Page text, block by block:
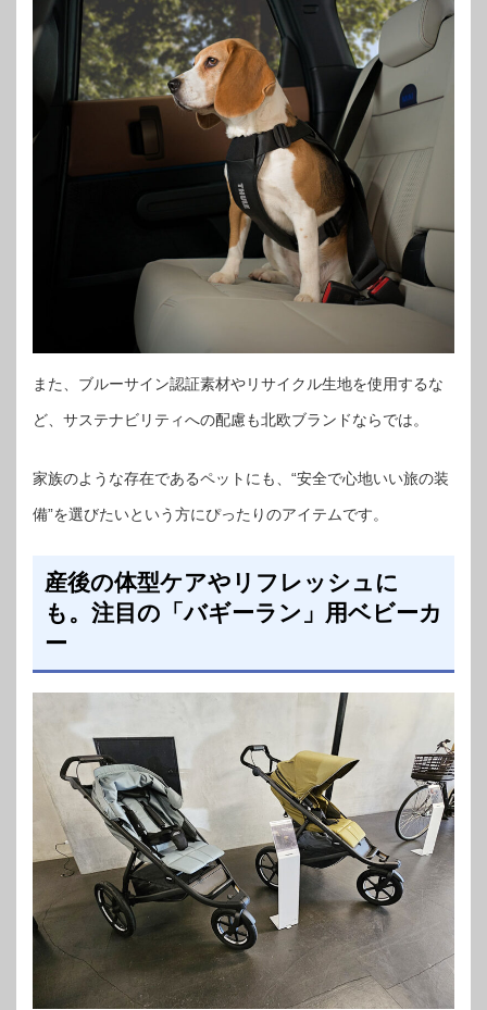
また、ブルーサイン認証素材やリサイクル生地を使用するな
ど、サステナビリティへの配慮も北欧ブランドならでは。
家族のような存在であるペットにも、“安全で心地いい旅の装
備”を選びたいという方にぴったりのアイテムです。
産後の体型ケアやリフレッシュに
も。注目の「バギーラン」用ベビーカ
ー